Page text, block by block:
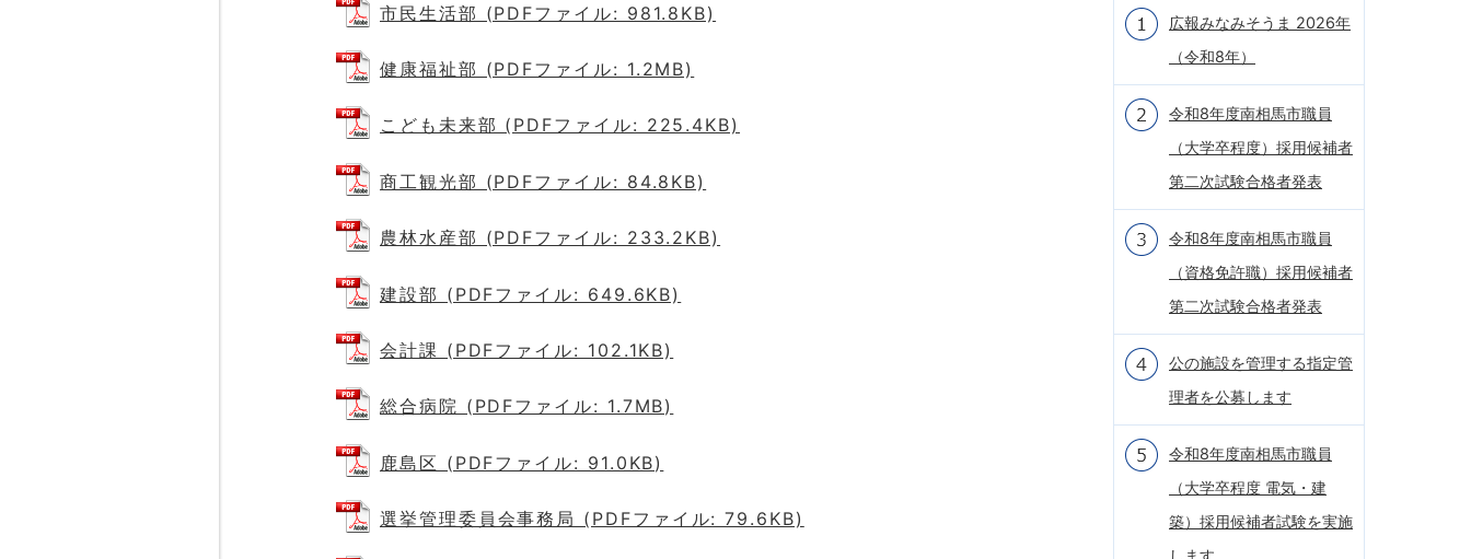
市民生活部 (PDFファイル: 981.8KB)
健康福祉部 (PDFファイル: 1.2MB)
こども未来部 (PDFファイル: 225.4KB)
商工観光部 (PDFファイル: 84.8KB)
農林水産部 (PDFファイル: 233.2KB)
建設部 (PDFファイル: 649.6KB)
会計課 (PDFファイル: 102.1KB)
総合病院 (PDFファイル: 1.7MB)
鹿島区 (PDFファイル: 91.0KB)
選挙管理委員会事務局 (PDFファイル: 79.6KB)
広報みなみそうま 2026年
（令和8年）
令和8年度南相馬市職員
（大学卒程度）採用候補者
第二次試験合格者発表
令和8年度南相馬市職員
（資格免許職）採用候補者
第二次試験合格者発表
公の施設を管理する指定管
理者を公募します
令和8年度南相馬市職員
（大学卒程度 電気・建
築）採用候補者試験を実施
します